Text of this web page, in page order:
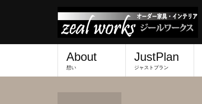
About
想い
JustPlan
ジャストプラン